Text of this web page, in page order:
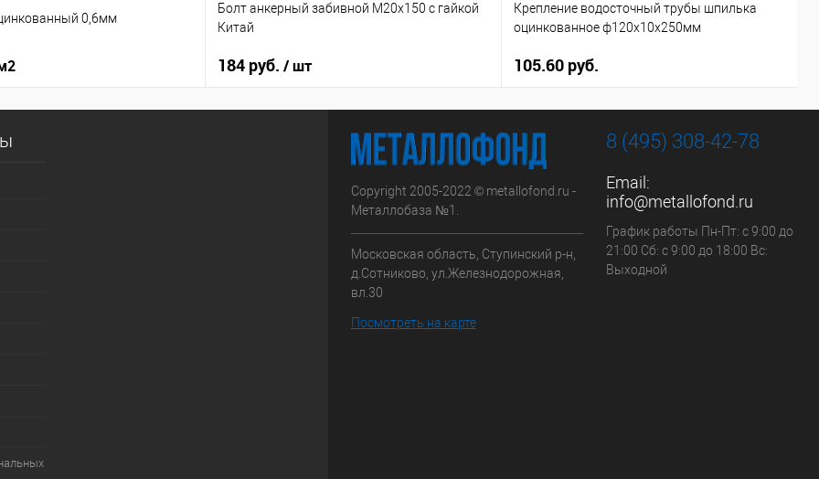
0,6мм
Болт анкерный забивной М20х150 с гайкой
Китай
184 руб. / шт
Крепление водосточный трубы шпилька
оцинкованное ф120х10х250мм
105.60 руб.
Copyright 2005-2022 © metallofond.ru -
Металлобаза №1.
Московская область, Ступинский р-н,
д.Сотниково, ул.Железнодорожная,
вл.30
Посмотреть на карте
8 (495) 308-42-78
Email:
info@metallofond.ru
График работы Пн-Пт: с 9:00 до
21:00 Сб: с 9:00 до 18:00 Вс:
Выходной